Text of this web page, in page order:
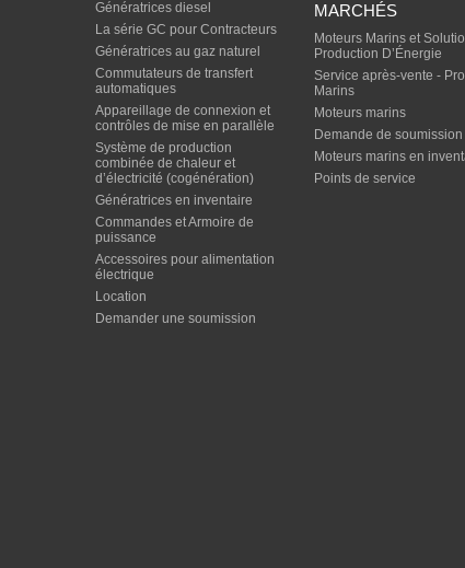
Génératrices diesel
La série GC pour Contracteurs
Génératrices au gaz naturel
Commutateurs de transfert
automatiques
Appareillage de connexion et
contrôles de mise en parallèle
Système de production
combinée de chaleur et
d’électricité (cogénération)
Génératrices en inventaire
Commandes et Armoire de
puissance
Accessoires pour alimentation
électrique
Location
Demander une soumission
MARCHÉS
Moteurs Marins et
Production D’Énergie
Service après-vente -
Marins
Moteurs marins
Demande de soumission
Moteurs marins en
Points de service